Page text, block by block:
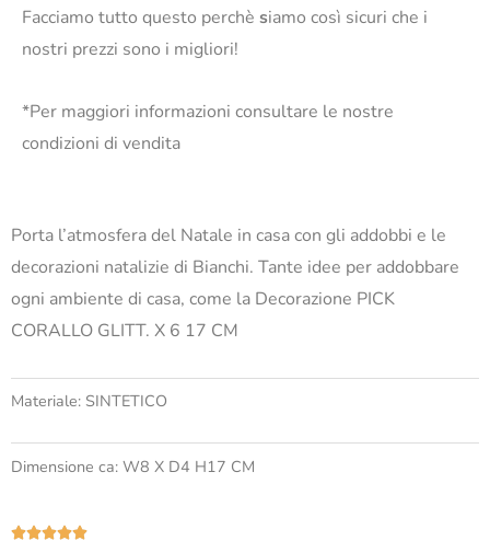
Facciamo tutto questo perchè siamo così sicuri che i
nostri prezzi sono i migliori!
*Per maggiori informazioni consultare le nostre
condizioni di vendita
Porta l’atmosfera del Natale in casa con gli addobbi e le
decorazioni natalizie di Bianchi. Tante idee per addobbare
ogni ambiente di casa, come la Decorazione PICK
CORALLO GLITT. X 6 17 CM
Materiale: SINTETICO
Dimensione ca: W8 X D4 H17 CM
Valutazione